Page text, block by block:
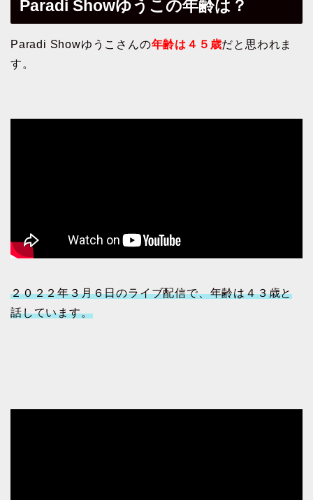
Paradi Showゆうこの年齢は？
Paradi Showゆうこさんの年齢は４５歳だと思われま
す。
２０２２年３月６日のライブ配信で、年齢は４３歳と
話しています。